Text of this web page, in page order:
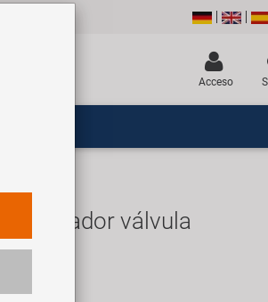
Acceso
adaptador válvula